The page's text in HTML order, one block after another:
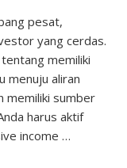
pesat,
yang cerdas.
memiliki
menuju aliran
memiliki sumber
harus aktif
income …